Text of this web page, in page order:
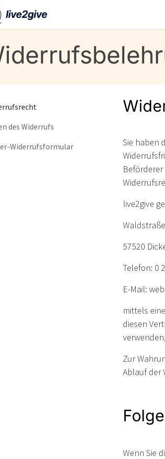
des Widerrufs
Widerrufsformular
Sie haben
live2give
57520
Telefon: 0
E-Mail:
mittels
diesen
Zur
Ablauf der
Wenn Sie